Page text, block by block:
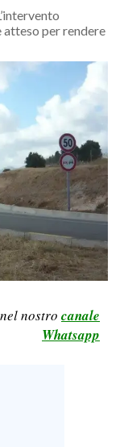
atteso per rendere
nostro canale
Whatsapp